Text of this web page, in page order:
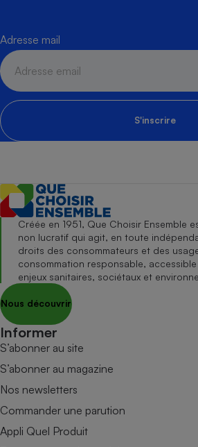
Adresse mail
S'inscrire
Créée en 1951, Que Choisir Ensemble
non lucratif qui agit, en toute
droits des consommateurs et des
consommation responsable,
enjeux sanitaires, sociétaux et
Nous découvrir
Informer
S’abonner au site
S’abonner au magazine
Nos newsletters
Commander une parution
Appli Quel Produit